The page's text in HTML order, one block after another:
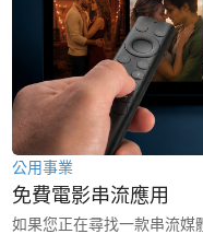
公用事業
免費電影串流應用
如果您正在尋找一款串流媒